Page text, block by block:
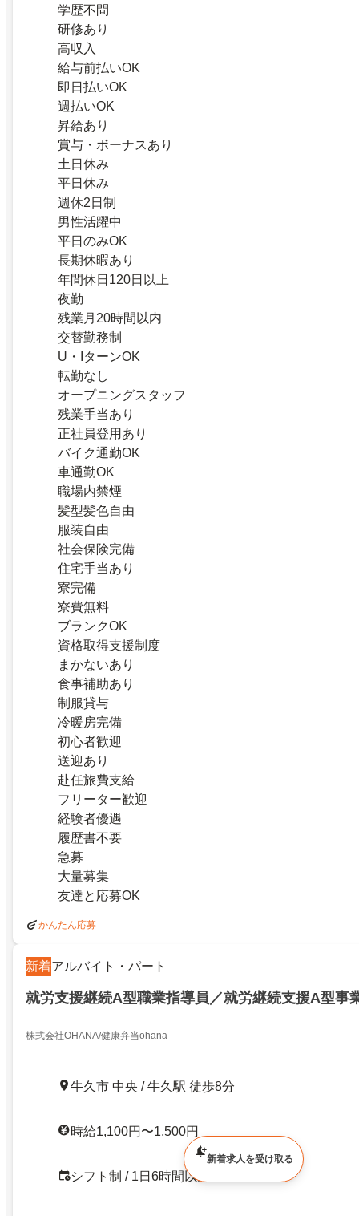
学歴不問
研修あり
高収入
給与前払いOK
即日払いOK
週払いOK
昇給あり
賞与・ボーナスあり
土日休み
平日休み
週休2日制
男性活躍中
平日のみOK
長期休暇あり
年間休日120日以上
夜勤
残業月20時間以内
交替勤務制
U・IターンOK
転勤なし
オープニングスタッフ
残業手当あり
正社員登用あり
バイク通勤OK
車通勤OK
職場内禁煙
髪型髪色自由
服装自由
社会保険完備
住宅手当あり
寮完備
寮費無料
ブランクOK
資格取得支援制度
まかないあり
食事補助あり
制服貸与
冷暖房完備
初心者歓迎
送迎あり
赴任旅費支給
フリーター歓迎
経験者優遇
履歴書不要
急募
大量募集
友達と応募OK
かんたん応募
新着アルバイト・パート
就労支援継続A型職業指導員／就労継続支援A型事
株式会社OHANA/健康弁当ohana
牛久市 中央 / 牛久駅 徒歩8分
時給1,100円〜1,500円
シフト制 / 1日6時間以内OK
新着求人を受け取る